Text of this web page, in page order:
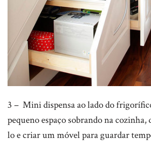
3 – Mini dispensa ao lado do
pequeno espaço sobrando na
lo e criar um móvel para guardar